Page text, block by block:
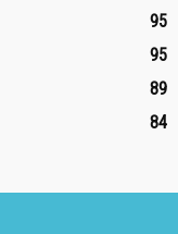
95
95
89
84